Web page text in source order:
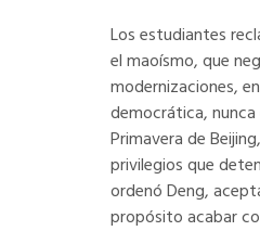
Los estudiantes
el maoísmo, que
modernizaciones,
democrática,
Primavera de
privilegios que
ordenó Deng,
propósito acabar